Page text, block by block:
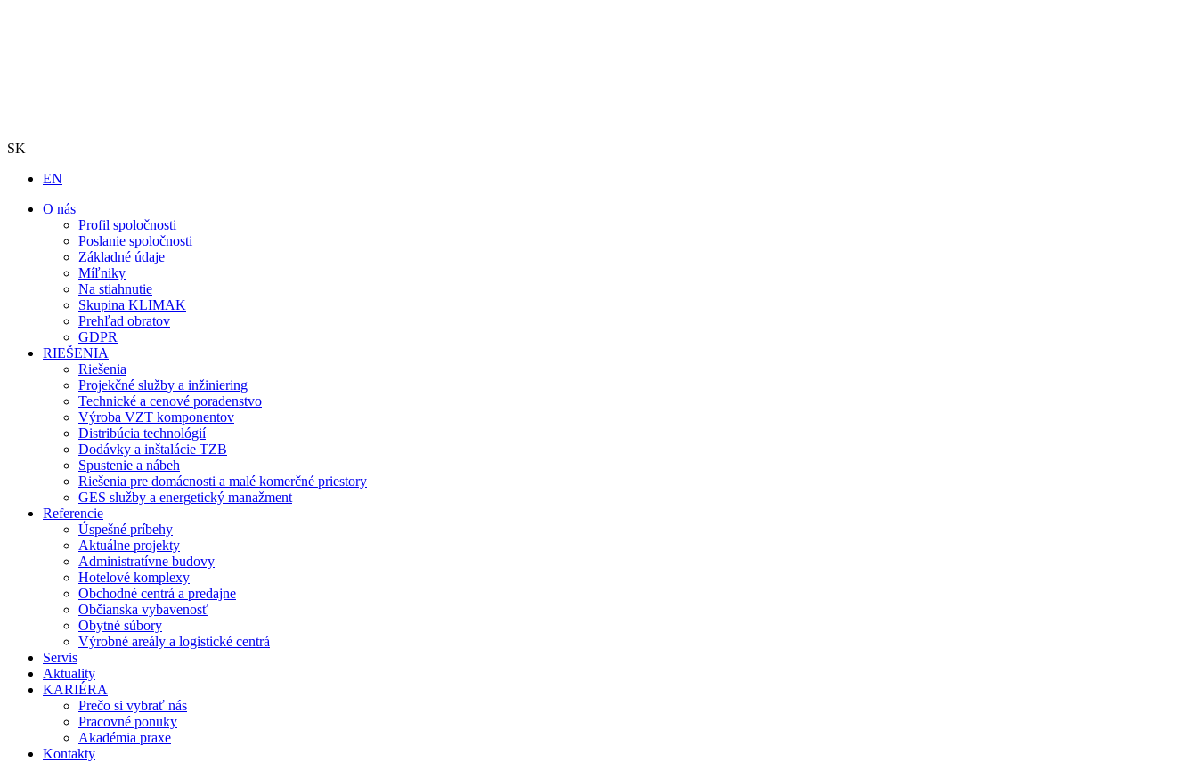
SK
EN
O nás
Profil spoločnosti
Poslanie spoločnosti
Základné údaje
Míľniky
Na stiahnutie
Skupina KLIMAK
Prehľad obratov
GDPR
RIEŠENIA
Riešenia
Projekčné služby a inžiniering
Technické a cenové poradenstvo
Výroba VZT komponentov
Distribúcia technológií
Dodávky a inštalácie TZB
Spustenie a nábeh
Riešenia pre domácnosti a malé komerčné priestory
GES služby a energetický manažment
Referencie
Úspešné príbehy
Aktuálne projekty
Administratívne budovy
Hotelové komplexy
Obchodné centrá a predajne
Občianska vybavenosť
Obytné súbory
Výrobné areály a logistické centrá
Servis
Aktuality
KARIÉRA
Prečo si vybrať nás
Pracovné ponuky
Akadémia praxe
Kontakty